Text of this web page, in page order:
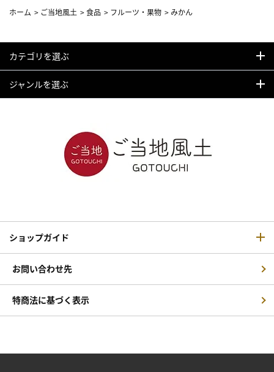
ホーム > ご当地風土 >食品 > フルーツ・果物 > みかん
カテゴリを選ぶ
ジャンルを選ぶ
ショップガイド
お問い合わせ先
特商法に基づく表示